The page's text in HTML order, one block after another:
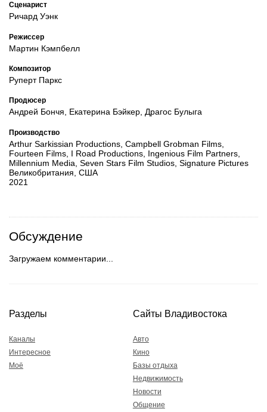
Сценарист
Ричард Уэнк
Режиссер
Мартин Кэмпбелл
Композитор
Руперт Паркс
Продюсер
Андрей Бончя, Екатерина Бэйкер, Драгос Булыга
Производство
Arthur Sarkissian Productions, Campbell Grobman Films,
Fourteen Films, I Road Productions, Ingenious Film Partners,
Millennium Media, Seven Stars Film Studios, Signature Pictures
Великобритания, США
2021
Обсуждение
Загружаем комментарии...
Разделы
Каналы
Интересное
Моё
Сайты Владивостока
Авто
Кино
Базы отдыха
Недвижимость
Новости
Общение